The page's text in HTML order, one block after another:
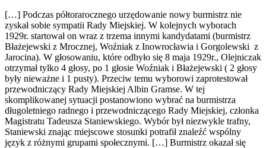
[…] Podczas półtorarocznego urzędowanie nowy burmistrz nie
zyskał sobie sympatii Rady Miejskiej. W kolejnych wyborach
1929r. startował on wraz z trzema innymi kandydatami (burmistrz
Błażejewski z Mrocznej, Woźniak z Inowrocławia i Gorgolewski z
Jarocina). W głosowaniu, które odbyło się 8 maja 1929r., Olejniczak
otrzymał tylko 4 głosy, po 1 głosie Woźniak i Błażejewski ( 2 głosy
były nieważne i 1 pusty). Przeciw temu wyborowi zaprotestował
przewodniczący Rady Miejskiej Albin Gramse. W tej
skomplikowanej sytuacji postanowiono wybrać na burmistrza
długoletniego radnego i przewodniczącego Rady Miejskiej, członka
Magistratu Tadeusza Staniewskiego. Wybór był niezwykle trafny,
Staniewski znając miejscowe stosunki potrafił znaleźć wspólny
język z różnymi grupami społecznymi. […] Burmistrz okazał się